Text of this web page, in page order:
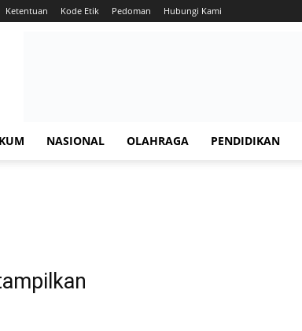
Ketentuan Kode Etik Pedoman Hubungi Kami
NASIONAL OLAHRAGA PENDIDIKAN